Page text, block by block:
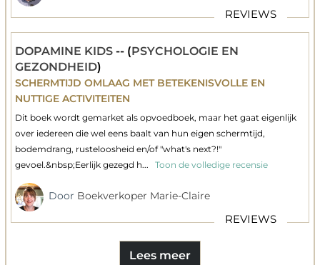
REVIEWS
DOPAMINE KIDS-- (PSYCHOLOGIE EN
GEZONDHEID)
SCHERMTIJD OMLAAG MET BETEKENISVOLLE EN
NUTTIGE ACTIVITEITEN
Dit boek wordt gemarket als opvoedboek, maar het gaat eigenlijk
over iedereen die wel eens baalt van hun eigen schermtijd,
bodemdrang, rusteloosheid en/of "what's next?!"
gevoel.&nbsp;Eerlijk gezegd h...Toon de volledige recensie
Door Boekverkoper Marie-Claire
REVIEWS
Lees meer